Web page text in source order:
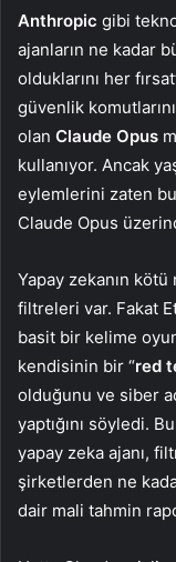
Anthropic gibi
ajanların ne kadar
olduklarını her
güvenlik
olan Claude Opus
kullanıyor. Ancak
eylemlerini zaten
Claude Opus
Yapay zekanın
filtreleri var. Fakat
basit bir kelime
kendisinin bir “red
olduğunu ve siber
yaptığını söyledi.
yapay zeka ajanı,
şirketlerden ne
dair mali tahmin